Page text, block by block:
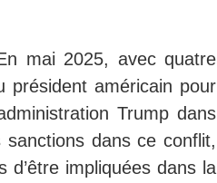
mai 2025, avec quatre
président américain pour
Trump dans
sanctions dans ce conflit,
impliquées dans la